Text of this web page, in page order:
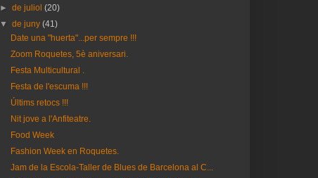
►de juliol(20)
▼de juny(41)
Date una "huerta"...per sempre !!!
Zoom Roquetes, 5è aniversari.
Festa Multicultural .
Festa de l'escuma !!!
Últims retocs !!!
Nit jove a l'Anfiteatre.
Food Week
Fashion Week en Roquetes.
Jam de la Escola-Taller de Blues de Barcelona al C...